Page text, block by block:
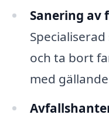
Sanering av
och ta bort
med